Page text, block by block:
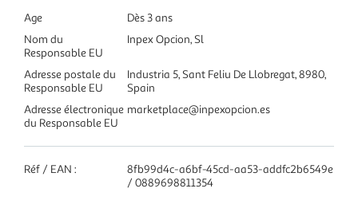
Age
Dès 3 ans
Nom du
Responsable EU
Inpex Opcion, Sl
Adresse postale du
Responsable EU
Industria 5, Sant Feliu De Llobregat, 8980,
Spain
Adresse électronique
du Responsable EU
marketplace@inpexopcion.es
Réf / EAN :
8fb99d4c-a6bf-45cd-aa53-addfc2b6549e
/ 0889698811354